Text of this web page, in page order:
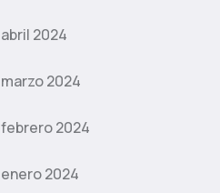
abril 2024
marzo 2024
febrero 2024
enero 2024